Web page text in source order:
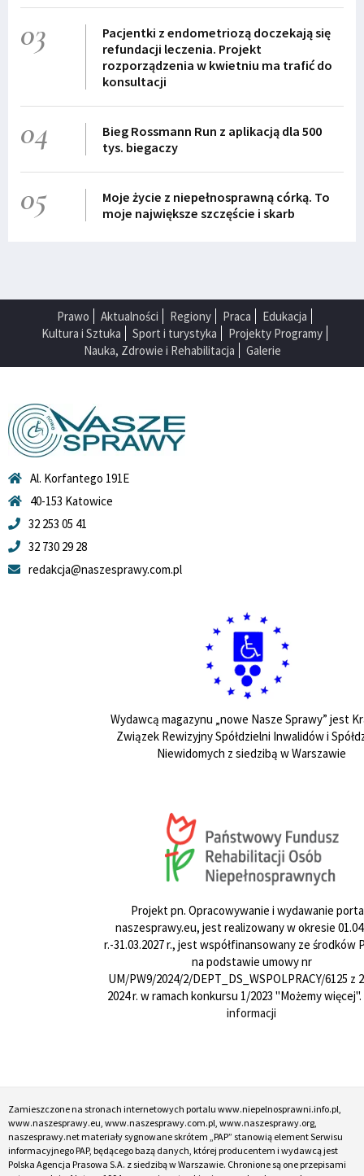
03
Pacjentki z endometriozą doczekają się
refundacji leczenia. Projekt
rozporządzenia w kwietniu ma trafić do
konsultacji
04
Bieg Rossmann Run z aplikacją dla 500
tys. biegaczy
05
Moje życie z niepełnosprawną córką. To
moje największe szczęście i skarb
Prawo Aktualności Regiony Praca
Edukacja
Kultura i Sztuka
Sport i turystyka
Projekty Programy
Nauka, Zdrowie i Rehabilitacja
Galerie
Al. Korfantego 191E
40-153 Katowice
32 253 05 41
32 730 29 28
redakcja@naszesprawy.com.pl
Wydawcą magazynu „nowe Nasze Sprawy” jest
Związek Rewizyjny Spółdzielni Inwalidów i
Niewidomych z siedzibą w Warszawie
Projekt pn. Opracowywanie i wydawanie
naszesprawy.eu, jest realizowany w okresie
r.-31.03.2027 r., jest współfinansowany ze środków
na podstawie umowy nr
UM/PW9/2024/2/DEPT_DS_WSPOLPRACY/6125 z
2024 r. w ramach konkursu 1/2023 "Możemy więcej".
informacji
Zamieszczone na stronach internetowych portalu www.niepelnosprawni.info.pl,
www.naszesprawy.eu, www.naszesprawy.com.pl, www.naszesprawy.org,
naszesprawy.net materiały sygnowane skrótem „PAP” stanowią element Serwisu
informacyjnego PAP, będącego bazą danych, której producentem i wydawcą jest
Polska Agencja Prasowa S.A. z siedzibą w Warszawie. Chronione są one przepisami